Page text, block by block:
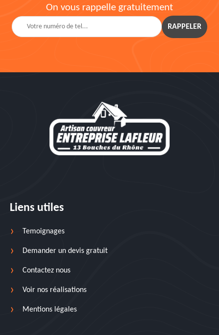
On vous rappelle gratuitement
Liens utiles
Temoignages
Demander un devis gratuit
Contactez nous
Voir nos réalisations
Mentions légales